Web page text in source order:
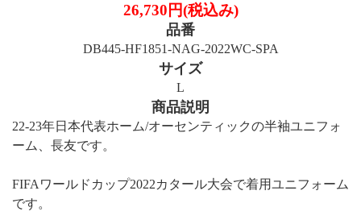
26,730円(税込み)
品番
DB445-HF1851-NAG-2022WC-SPA
サイズ
L
商品説明
22-23年日本代表ホーム/オーセンティックの半袖ユニフォ
ーム、長友です。
FIFAワールドカップ2022カタール大会で着用ユニフォーム
です。